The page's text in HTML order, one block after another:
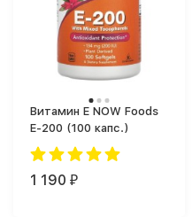
Витамин Е NOW Foods
E-200 (100 капс.)
1 190 ₽